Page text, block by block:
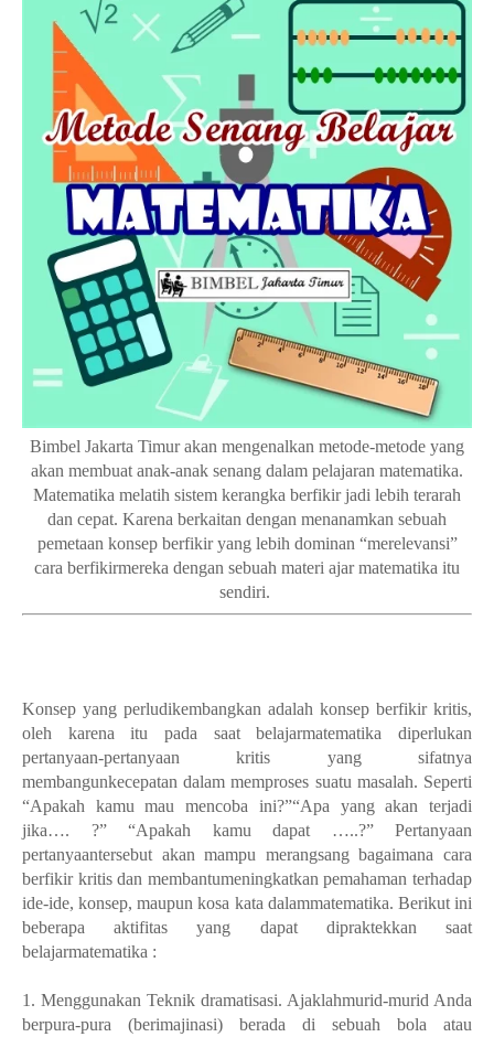
Bimbel Jakarta Timur akan mengenalkan metode-metode yang
akan membuat anak-anak senang dalam pelajaran matematika.
Matematika melatih sistem kerangka berfikir jadi lebih terarah
dan cepat. Karena berkaitan dengan menanamkan sebuah
pemetaan konsep berfikir yang lebih dominan “merelevansi”
cara berfikirmereka dengan sebuah materi ajar matematika itu
sendiri.
Konsep yang perludikembangkan adalah konsep berfikir kritis,
oleh karena itu pada saat belajarmatematika diperlukan
pertanyaan-pertanyaan kritis yang sifatnya
membangunkecepatan dalam memproses suatu masalah. Seperti
“Apakah kamu mau mencoba ini?”“Apa yang akan terjadi
jika…. ?” “Apakah kamu dapat …..?” Pertanyaan
pertanyaantersebut akan mampu merangsang bagaimana cara
berfikir kritis dan membantumeningkatkan pemahaman terhadap
ide-ide, konsep, maupun kosa kata dalammatematika. Berikut ini
beberapa aktifitas yang dapat dipraktekkan saat
belajarmatematika :
1. Menggunakan Teknik dramatisasi. Ajaklahmurid-murid Anda
berpura-pura (berimajinasi) berada di sebuah bola atau